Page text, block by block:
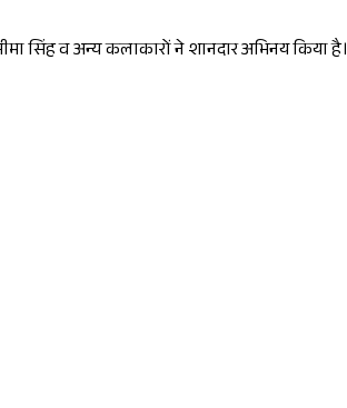
सिंह व अन्य कलाकारों ने शानदार अभिनय किया है।